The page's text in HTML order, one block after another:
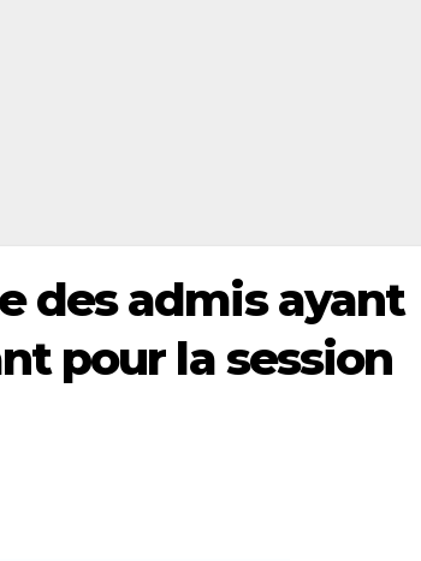
des admis ayant
pour la session